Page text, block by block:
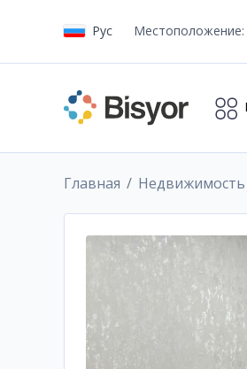
Рус Местоположение:
Главная Недвижимость